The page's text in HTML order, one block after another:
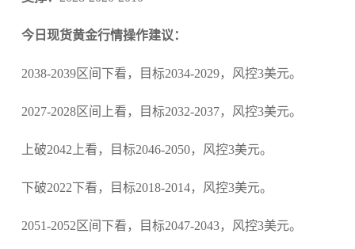
今日现货黄金行情操作建议：
2038-2039区间下看，目标2034-2029，风控3美元。
2027-2028区间上看，目标2032-2037，风控3美元。
上破2042上看，目标2046-2050，风控3美元。
下破2022下看，目标2018-2014，风控3美元。
2051-2052区间下看，目标2047-2043，风控3美元。